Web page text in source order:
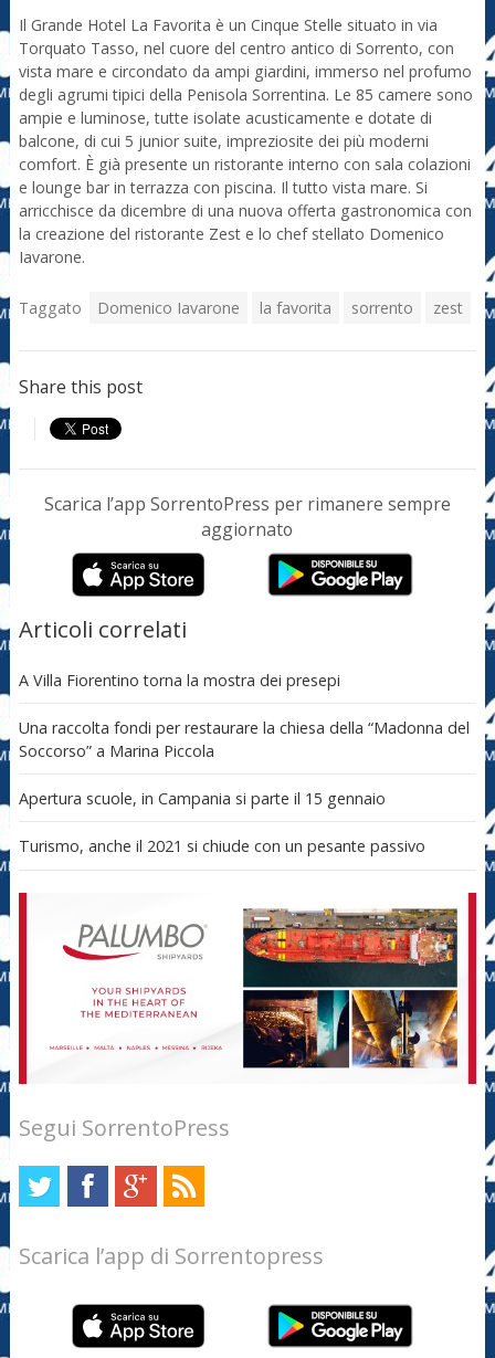
Il Grande Hotel La Favorita è un Cinque Stelle situato in via
Torquato Tasso, nel cuore del centro antico di Sorrento, con
vista mare e circondato da ampi giardini, immerso nel profumo
degli agrumi tipici della Penisola Sorrentina. Le 85 camere sono
ampie e luminose, tutte isolate acusticamente e dotate di
balcone, di cui 5 junior suite, impreziosite dei più moderni
comfort. È già presente un ristorante interno con sala colazioni
e lounge bar in terrazza con piscina. Il tutto vista mare. Si
arricchisce da dicembre di una nuova offerta gastronomica con
la creazione del ristorante Zest e lo chef stellato Domenico
Iavarone.
Taggato Domenico Iavarone la favorita sorrento zest
Share this post
Scarica l’app SorrentoPress per rimanere sempre
aggiornato
Articoli correlati
A Villa Fiorentino torna la mostra dei presepi
Una raccolta fondi per restaurare la chiesa della “Madonna del
Soccorso” a Marina Piccola
Apertura scuole, in Campania si parte il 15 gennaio
Turismo, anche il 2021 si chiude con un pesante passivo
Segui SorrentoPress
Scarica l’app di Sorrentopress